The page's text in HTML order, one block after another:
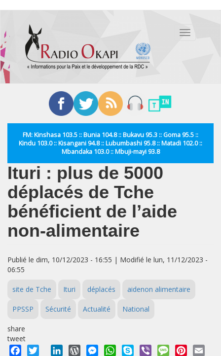
contenu
principal
Toggle
FM: Kinshasa 103.5 :: Bunia 104.8 :: Bukavu 95.3 :: Goma 95.5 ::
Kindu 103.0 :: Kisangani 94.8 :: Lubumbashi 95.8 :: Matadi 102.0 ::
Mbandaka 103.0 :: Mbuji-mayi 93.8
Ituri : plus de 5000
déplacés de Tche
bénéficient de l’aide
non-alimentaire
Publié le dim, 10/12/2023 - 16:55 | Modifié le lun, 11/12/2023 -
06:55
site de Tche Ituri déplacés aidenon alimentaire
PPSSP Sécurité Actualité National
share
tweet
Facebook
Twitter LinkedInWordPressMessengerWhatsApp
Skype Viber MessagePinterest